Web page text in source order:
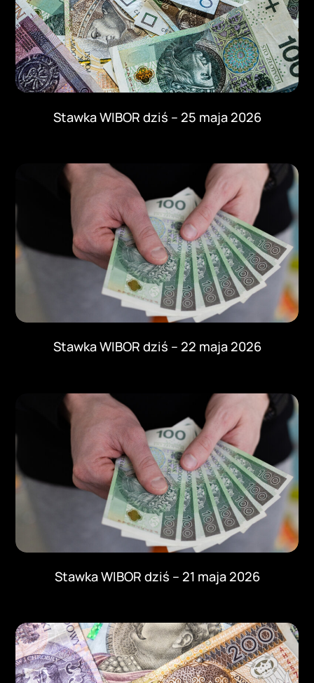
Stawka WIBOR dziś – 25 maja 2026
Stawka WIBOR dziś – 22 maja 2026
Stawka WIBOR dziś – 21 maja 2026